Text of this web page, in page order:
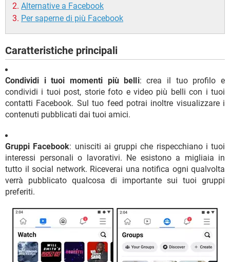
Alternative a Facebook
Per saperne di più Facebook
Caratteristiche principali
Condividi i tuoi momenti più belli: crea il tuo profilo e
condividi i tuoi post, storie foto e video più belli con i tuoi
contatti Facebook. Sul tuo feed potrai inoltre visualizzare i
contenuti pubblicati dai tuoi amici.
Gruppi Facebook: unisciti ai gruppi che rispecchiano i tuoi
interessi personali o lavorativi. Ne esistono a migliaia in
tutto il social network. Riceverai una notifica ogni qualvolta
verrà pubblicato qualcosa di importante sui tuoi gruppi
preferiti.